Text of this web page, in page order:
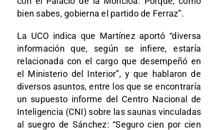
bien sabes, gobierna el partido de Ferraz”.
La UCO indica que Martínez aportó “diversa
información que, según se infiere, estaría
relacionada con el cargo que desempeñó en
el Ministerio del Interior”, y que hablaron de
diversos asuntos, entre los que se encontraría
un supuesto informe del Centro Nacional de
Inteligencia (CNI) sobre las saunas vinculadas
al suegro de Sánchez: “Seguro cien por cien